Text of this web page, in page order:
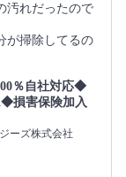
汚れだったので
が掃除してるの
％自社対応◆
損害保険加入
ーズ株式会社